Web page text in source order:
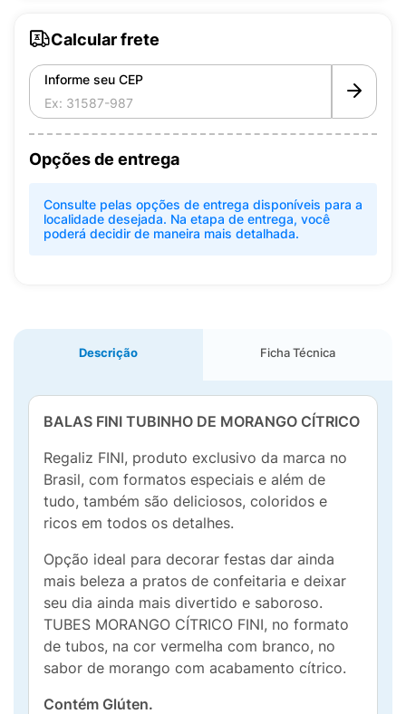
Calcular frete
Informe seu CEP
Opções de entrega
Consulte pelas opções de entrega disponíveis para a
localidade desejada. Na etapa de entrega, você
poderá decidir de maneira mais detalhada.
Descrição Ficha Técnica
BALAS FINI TUBINHO DE MORANGO CÍTRICO
Regaliz FINI, produto exclusivo da marca no
Brasil, com formatos especiais e além de
tudo, também são deliciosos, coloridos e
ricos em todos os detalhes.
Opção ideal para decorar festas dar ainda
mais beleza a pratos de confeitaria e deixar
seu dia ainda mais divertido e saboroso.
TUBES MORANGO CÍTRICO FINI, no formato
de tubos, na cor vermelha com branco, no
sabor de morango com acabamento cítrico.
Contém Glúten.